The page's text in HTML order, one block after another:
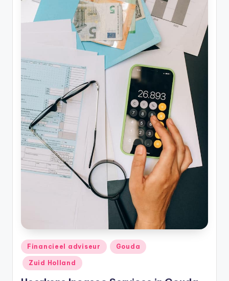
Geplaatst
in
Financieel adviseur Gouda
Zuid Holland